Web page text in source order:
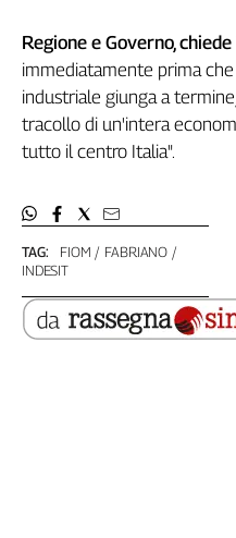
Girasoli
Sassolino
Linea
Economica
It
Easy
Inserti
Idea
Diffusa
TAG: FIOM
FABRIANO
INDESIT
Regione e Governo,
immediatamente prima
industriale giunga a
tracollo di un'intera
tutto il centro Italia".